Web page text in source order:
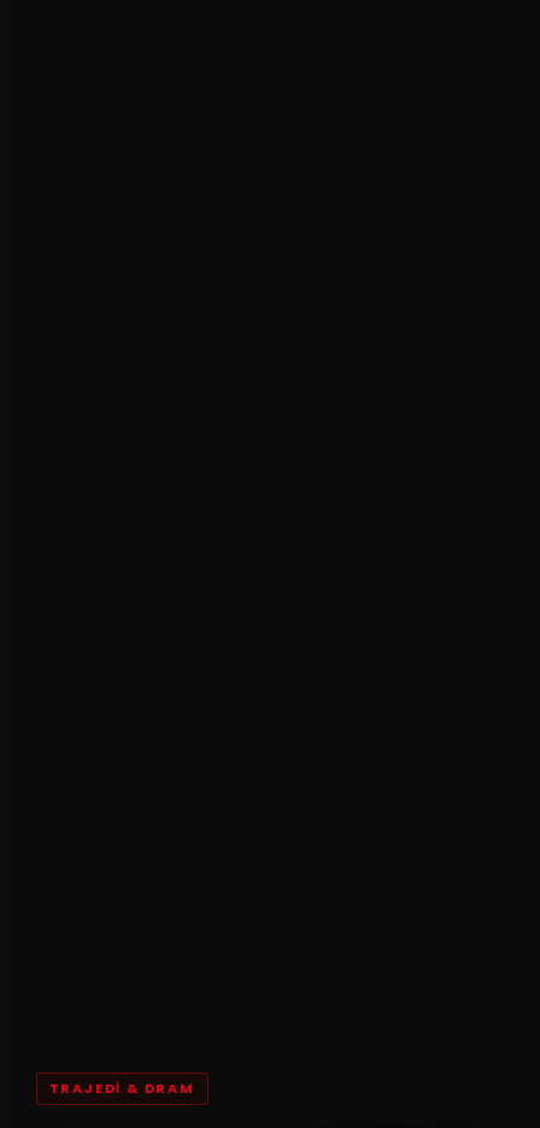
TRAJEDI & DRAM